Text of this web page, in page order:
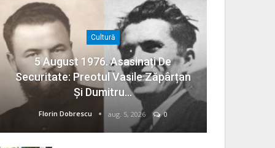
Cultură
5 August 1976. Asasinați De
Securitate: Preotul Vasile Zăpârțan
Și Dumitru…
Florin Dobrescu aug. 5, 2026 0